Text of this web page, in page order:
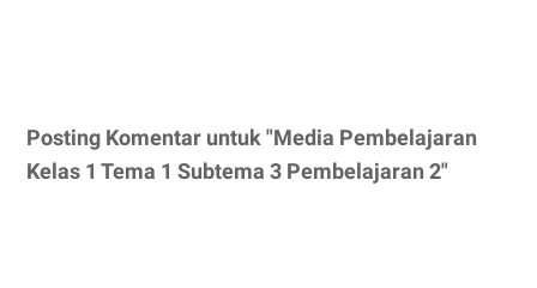
Posting Komentar untuk "Media Pembelajaran
Kelas 1 Tema 1 Subtema 3 Pembelajaran 2"